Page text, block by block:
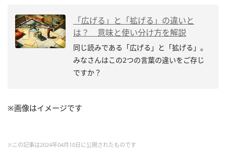
「広げる」と「拡げる」の違いと
は？ 意味と使い分け方を解説
同じ読みである「広げる」と「拡げる」。
みなさんはこの2つの言葉の違いをご存じ
ですか？
※画像はイメージです
※この記事は2024年04月10日に公開されたものです